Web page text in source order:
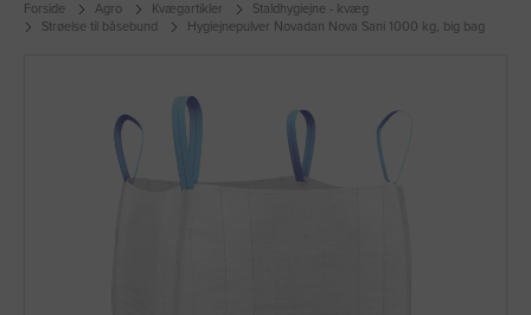
Forside Agro Kvægartikler
Staldhygiejne - kvæg
Strøelse til båsebund
Hygiejnepulver Novadan Nova Sani 1000 kg, big bag